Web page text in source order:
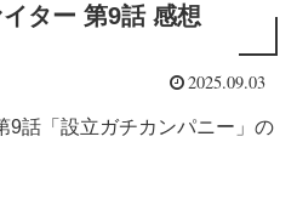
ター 第9話 感想
2025.09.03
9話「設立ガチカンパニー」の